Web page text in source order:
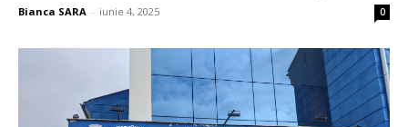
Bianca SARA - iunie 4, 2025 0